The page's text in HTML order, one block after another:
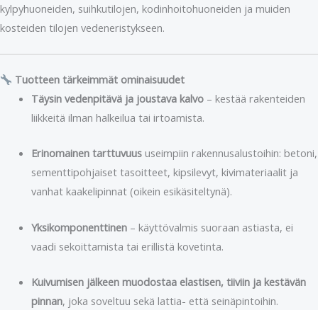
kylpyhuoneiden, suihkutilojen, kodinhoitohuoneiden ja muiden
kosteiden tilojen vedeneristykseen.
Tuotteen tärkeimmät ominaisuudet
Täysin vedenpitävä ja joustava kalvo– kestää rakenteiden
liikkeitä ilman halkeilua tai irtoamista.
Erinomainen tarttuvuususeimpiin rakennusalustoihin: betoni,
sementtipohjaiset tasoitteet, kipsilevyt, kivimateriaalit ja
vanhat kaakelipinnat (oikein esikäsiteltynä).
Yksikomponenttinen– käyttövalmis suoraan astiasta, ei
vaadi sekoittamista tai erillistä kovetinta.
Kuivumisen jälkeen muodostaa elastisen, tiiviin ja kestävän
pinnan, joka soveltuu sekä lattia- että seinäpintoihin.